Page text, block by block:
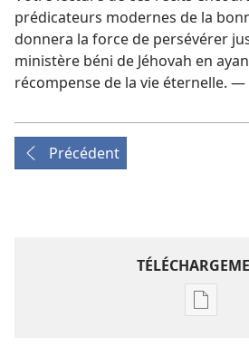
prédicateurs modernes de la
donnera la force de persévérer
ministère béni de Jéhovah en
récompense de la vie éternelle. —
Précédent
Options